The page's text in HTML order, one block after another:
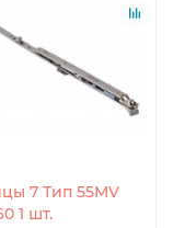
7 Тип 55MV
1 шт.